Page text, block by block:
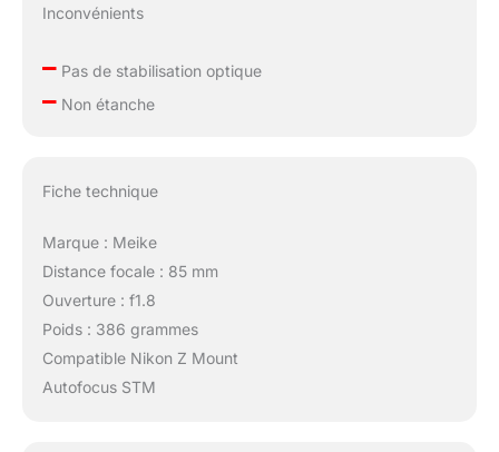
Inconvénients
–Pas de stabilisation optique
–Non étanche
Fiche technique
Marque : Meike
Distance focale : 85 mm
Ouverture : f1.8
Poids : 386 grammes
Compatible Nikon Z Mount
Autofocus STM